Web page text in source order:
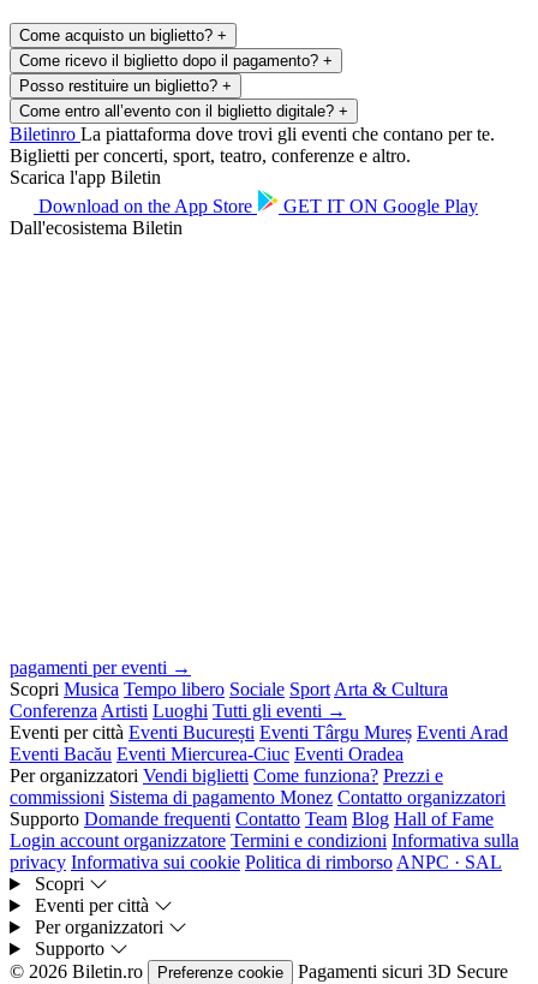
Come acquisto un biglietto? +
Come ricevo il biglietto dopo il pagamento? +
Posso restituire un biglietto? +
Come entro all’evento con il biglietto digitale? +
Biletinro La piattaforma dove trovi gli eventi che contano per te.
Biglietti per concerti, sport, teatro, conferenze e altro.
Scarica l'app Biletin
Download on the App Store GET IT ON Google Play
Dall'ecosistema Biletin
pagamenti per eventi →
Scopri Musica Tempo libero Sociale Sport Arta & Cultura
Conferenza Artisti Luoghi Tutti gli eventi →
Eventi per città Eventi București Eventi Târgu Mureș Eventi Arad
Eventi Bacău Eventi Miercurea-Ciuc Eventi Oradea
Per organizzatori Vendi biglietti Come funziona? Prezzi e
commissioni Sistema di pagamento Monez Contatto organizzatori
Supporto Domande frequenti Contatto Team Blog Hall of Fame
Login account organizzatore Termini e condizioni Informativa sulla
privacy Informativa sui cookie Politica di rimborso ANPC · SAL
Scopri
Eventi per città
Per organizzatori
Supporto
© 2026 Biletin.ro
Preferenze cookie Pagamenti sicuri 3D Secure